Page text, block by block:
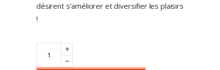
désirent s’améliorer et diversifier les plaisirs
!
RUNNER